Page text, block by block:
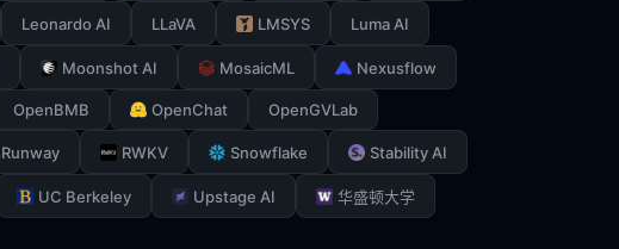
Leonardo AI LLaVA LMSYS Luma AI
Moonshot AI MosaicML Nexusflow
OpenBMB OpenChat OpenGVLab
Runway RWKV Snowflake Stability AI
UC Berkeley Upstage AI 华盛顿大学